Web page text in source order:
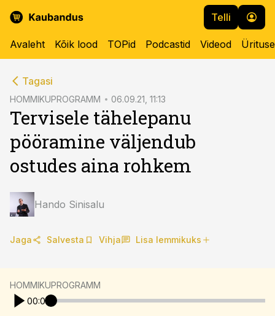
Telli
Avaleht Kõik lood TOPid Podcastid Videod
Tagasi
HOMMIKUPROGRAMM 06.09.21, 11:13
Tervisele tähelepanu
pööramine väljendub
ostudes aina rohkem
Hando Sinisalu
Jaga Salvesta Vihja Lisa lemmikuks
HOMMIKUPROGRAMM
00:00